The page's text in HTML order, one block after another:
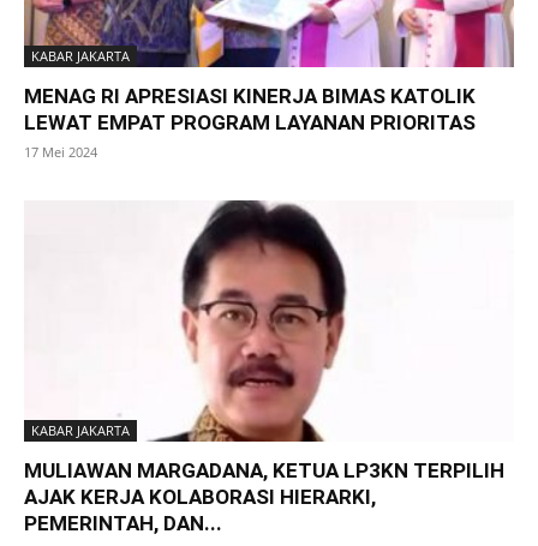
KABAR JAKARTA
MENAG RI APRESIASI KINERJA BIMAS KATOLIK
LEWAT EMPAT PROGRAM LAYANAN PRIORITAS
17 Mei 2024
KABAR JAKARTA
MULIAWAN MARGADANA, KETUA LP3KN TERPILIH
AJAK KERJA KOLABORASI HIERARKI,
PEMERINTAH, DAN...